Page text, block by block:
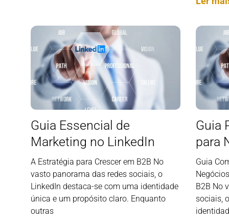
Guia Essencial de
Marketing no LinkedIn
A Estratégia para Crescer em B2B No
vasto panorama das redes sociais, o
LinkedIn destaca-se com uma identidade
única e um propósito claro. Enquanto
outras
Guia
para
Guia
B2B No
sociais,